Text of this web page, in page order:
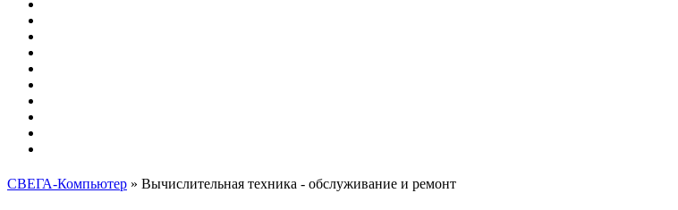
СВЕГА-Компьютер » Вычислительная техника - обслуживание и ремонт